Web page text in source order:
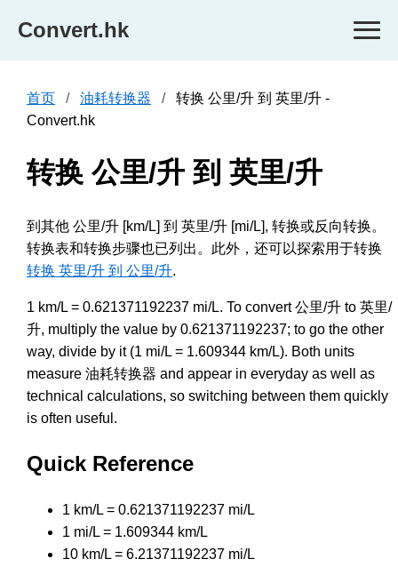
Convert.hk
首页 油耗转换器
转换 公里/升 到 英里/升 -
Convert.hk
转换 公里/升 到 英里/升
到其他 公里/升 [km/L] 到 英里/升 [mi/L], 转换或反向转换。
转换表和转换步骤也已列出。此外，还可以探索用于转换
转换 英里/升 到 公里/升.
1 km/L = 0.621371192237 mi/L. To convert 公里/升 to 英里/
升, multiply the value by 0.621371192237; to go the other
way, divide by it (1 mi/L = 1.609344 km/L). Both units
measure 油耗转换器 and appear in everyday as well as
technical calculations, so switching between them quickly
is often useful.
Quick Reference
1 km/L = 0.621371192237 mi/L
1 mi/L = 1.609344 km/L
10 km/L = 6.21371192237 mi/L